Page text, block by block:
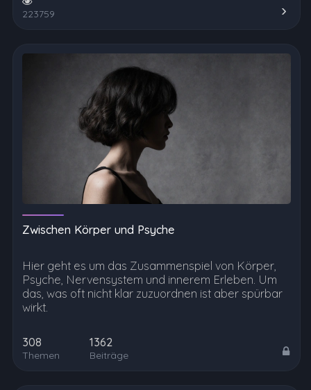
223759
Zwischen Körper und Psyche
Hier geht es um das Zusammenspiel von Körper,
Psyche, Nervensystem und innerem Erleben. Um
das, was oft nicht klar zuzuordnen ist aber spürbar
wirkt.
308
Themen
1362
Beiträge